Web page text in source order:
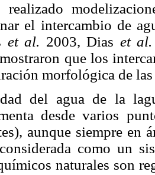
realizado
el intercambio de
et al. 2003, Dias et al.
que los
morfológica de las
del agua de la
desde varios
aunque siempre en
como un
naturales son